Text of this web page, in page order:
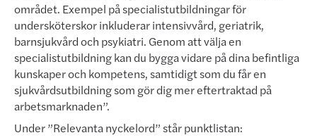
om­rådet. Exempel på specialistutbildningar för
undersköterskor inkluderar intensivvård, geriatrik,
barnsjukvård och psykiatri. Genom att välja en
specialistutbildning kan du bygga vidare på dina befintliga
kunskaper och kompe­tens, samtidigt som du får en
sjukvårdsutbildning som gör dig mer eftertraktad på
arbetsmarknaden”.
Under ”Relevanta nyckelord” står punktlistan: